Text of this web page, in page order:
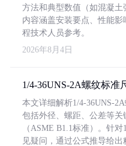
方法和典型数值（如混凝土
内容涵盖安装要点、性能
程技术人员参考。
2026年8月4日
1/4-36UNS-2A螺纹标准
本文详细解析1/4-36UNS-
包括外径、螺距、公差等
（ASME B1.1标准）。针
见疑问，通过公式推导给